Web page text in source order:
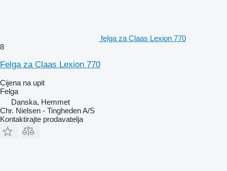
felga za Claas Lexion 770
8
Felga za Claas Lexion 770
Cijena na upit
Felga
Danska, Hemmet
Chr. Nielsen - Tingheden A/S
Kontaktirajte prodavatelja